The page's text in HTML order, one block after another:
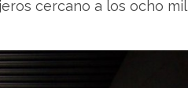
cercano a los ocho